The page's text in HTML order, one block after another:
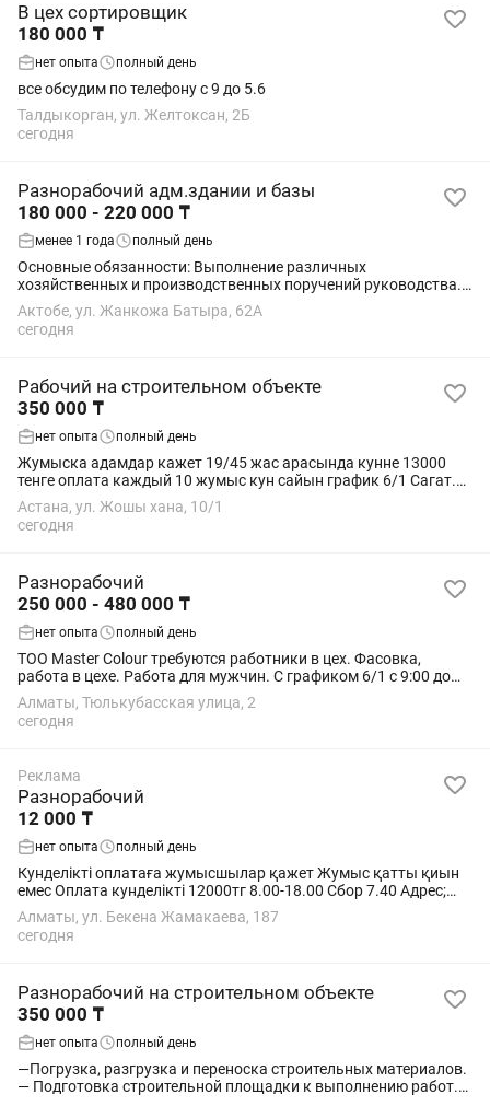
В цех сортировщик
180 000 ₸
нет опыта полный день
все обсудим по телефону с 9 до 5.6
Талдыкорган, ул. Желтоксан, 2Б
сегодня
Разнорабочий адм.здании и базы
180 000 - 220 000 ₸
менее 1 года полный день
Основные обязанности: Выполнение различных
хозяйственных и производственных поручений руководства.
Проведение косметического ремонта помещений (покраска,
шпаклевка, мелкий ремонт стен, потолков,...
Актобе, ул. Жанкожа Батыра, 62А
сегодня
Рабочий на строительном объекте
350 000 ₸
нет опыта полный день
Жумыска адамдар кажет 19/45 жас арасында кунне 13000
тенге оплата каждый 10 жумыс кун сайын график 6/1 Сагат.
8:30 дан 19:00 ге шиын жумыска икемы бар адамдар
хабарласыныздар
Астана, ул. Жошы хана, 10/1
сегодня
Разнорабочий
250 000 - 480 000 ₸
нет опыта полный день
ТОО Master Colour требуются работники в цех. Фасовка,
работа в цехе. Работа для мужчин. С графиком 6/1 с 9:00 до
18:00.
Алматы, Тюлькубасская улица, 2
сегодня
Реклама
Разнорабочий
12 000 ₸
нет опыта полный день
Кунделікті оплатаға жумысшылар қажет Жумыс қатты қиын
емес Оплата кунделікті 12000тг 8.00-18.00 Сбор 7.40 Адрес;
Жамакаева 187
Алматы, ул. Бекена Жамакаева, 187
сегодня
Разнорабочий на строительном объекте
350 000 ₸
нет опыта полный день
—Погрузка, разгрузка и переноска строительных материалов.
— Подготовка строительной площадки к выполнению работ.